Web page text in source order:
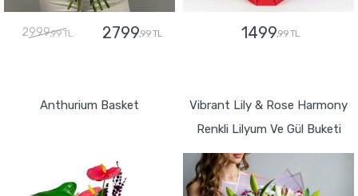
2999,99 TL 2799,99 TL 1499,99 TL
Anthurium Basket
Vibrant Lily & Rose Harmony
Renkli Lilyum Ve Gül Buketi